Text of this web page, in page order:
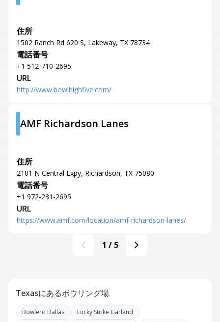
住所
1502 Ranch Rd 620 S, Lakeway, TX 78734
電話番号
+1 512-710-2695
URL
http://www.bowlhighfive.com/
AMF Richardson Lanes
住所
2101 N Central Expy, Richardson, TX 75080
電話番号
+1 972-231-2695
URL
https://www.amf.com/location/amf-richardson-lanes/
1 / 5
Texasにあるボウリング場
Bowlero Dallas
Lucky Strike Garland